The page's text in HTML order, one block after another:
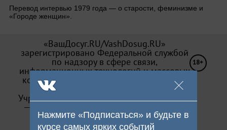
Перевод интервью 1979 года — о старости, феминизме и
«Городе женщин».
«ВашДосуг.RU/VashDosug.RU»
зарегистрировано Федеральной службой
по надзору в сфере связи,
информационных технологий и массовых
коммуникаций (Роскомнадзор). Св-во Эл
№ ФС 77—71066 от 13.09.2017.
Учредитель: ООО «Досуг-Медиа». Издатель
— ООО «Досуг-Медиа» (
данных)
18+
Нажмите «Подписаться» и будьте в
курсе самых ярких событий